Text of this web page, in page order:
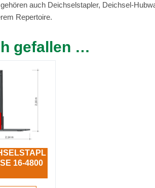
auch Deichselstapler, Deichsel-
Repertoire.
gefallen …
16-4800